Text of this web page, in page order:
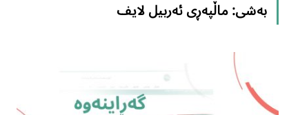
بەشی:ماڵپەڕی ئەربیل لایف